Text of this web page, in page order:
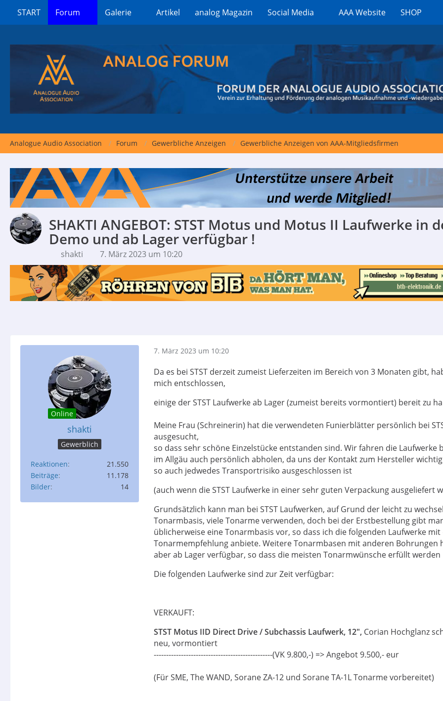
START Forum Galerie Artikel analog Magazin Social Media AAA Website SHOP
Analogue Audio Association Forum Gewerbliche Anzeigen Gewerbliche Anzeigen von AAA-Mitgliedsfirmen
SHAKTI ANGEBOT: STST Motus und Motus II Laufwerke in
Demo und ab Lager verfügbar !
shakti 7. März 2023 um 10:20
Online
shakti
Gewerblich
Reaktionen
21.550
Beiträge
11.178
Bilder
14
7. März 2023 um 10:20
Da es bei STST derzeit zumeist Lieferzeiten im Bereich von 3 Monaten gibt,
mich entschlossen,
einige der STST Laufwerke ab Lager (zumeist bereits vormontiert) bereit zu
Meine Frau (Schreinerin) hat die verwendeten Funierblätter persönlich bei
ausgesucht,
so dass sehr schöne Einzelstücke entstanden sind. Wir fahren die Laufwerke
im Allgäu auch persönlich abholen, da uns der Kontakt zum Hersteller
so auch jedwedes Transportrisiko ausgeschlossen ist
(auch wenn die STST Laufwerke in einer sehr guten Verpackung ausgeliefert
Grundsätzlich kann man bei STST Laufwerken, auf Grund der leicht zu
Tonarmbasis, viele Tonarme verwenden, doch bei der Erstbestellung gibt
üblicherweise eine Tonarmbasis vor, so dass ich die folgenden Laufwerke
Tonarmempfehlung anbiete. Weitere Tonarmbasen mit anderen Bohrungen
aber ab Lager verfügbar, so dass die meisten Tonarmwünsche erfüllt werden
Die folgenden Laufwerke sind zur Zeit verfügbar:
VERKAUFT:
STST Motus IID Direct Drive / Subchassis Laufwerk, 12", Corian Hochglanz
neu, vormontiert
------------------------------------------------(VK 9.800,-) => Angebot 9.500,- eur
(Für SME, The WAND, Sorane ZA-12 und Sorane TA-1L Tonarme vorbereitet)